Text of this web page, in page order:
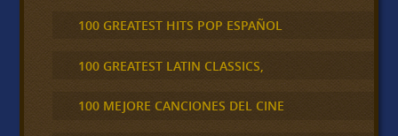
100 GREATEST HITS POP ESPAÑOL
100 GREATEST LATIN CLASSICS,
100 MEJORE CANCIONES DEL CINE